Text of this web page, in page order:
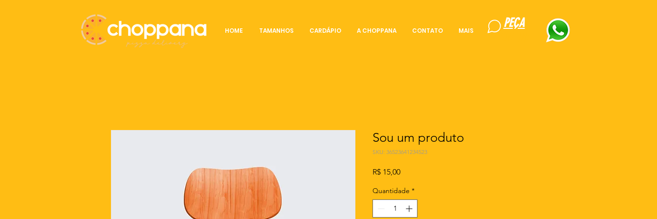
HOME TAMANHOS CARDÁPIO A CHOPPANA CONTATO MAIS
PEÇA
Sou um produto
SKU: 36523641234523
R$ 15,00Preço
Quantidade *